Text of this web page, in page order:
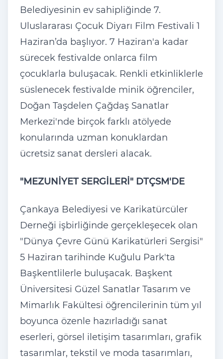
Belediyesinin ev sahipliğinde 7.
Uluslararası Çocuk Diyarı Film Festivali 1
Haziran’da başlıyor. 7 Haziran'a kadar
sürecek festivalde onlarca film
çocuklarla buluşacak. Renkli etkinliklerle
süslenecek festivalde minik öğrenciler,
Doğan Taşdelen Çağdaş Sanatlar
Merkezi'nde birçok farklı atölyede
konularında uzman konuklardan
ücretsiz sanat dersleri alacak.
"MEZUNİYET SERGİLERİ" DTÇSM'DE
Çankaya Belediyesi ve Karikatürcüler
Derneği işbirliğinde gerçekleşecek olan
"Dünya Çevre Günü Karikatürleri Sergisi"
5 Haziran tarihinde Kuğulu Park'ta
Başkentlilerle buluşacak. Başkent
Üniversitesi Güzel Sanatlar Tasarım ve
Mimarlık Fakültesi öğrencilerinin tüm yıl
boyunca özenle hazırladığı sanat
eserleri, görsel iletişim tasarımları, grafik
tasarımlar, tekstil ve moda tasarımları,